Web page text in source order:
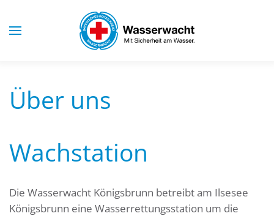
Skip to main content
Über uns
Wachstation
Die Wasserwacht Königsbrunn betreibt am Ilsesee
Königsbrunn eine Wasserrettungsstation um die